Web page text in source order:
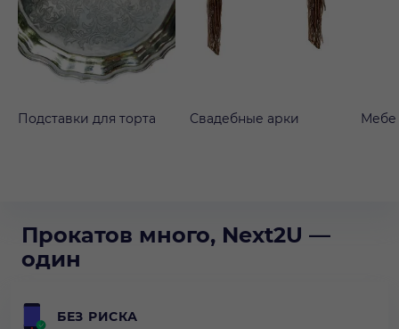
Подставки для торта Свадебные арки
Прокатов много, Next2U —
один
БЕЗ РИСКА